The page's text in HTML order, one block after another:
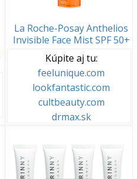
La Roche-Posay Anthelios
Invisible Face Mist SPF 50+
Kúpite aj tu:
feelunique.com
lookfantastic.com
cultbeauty.com
drmax.sk